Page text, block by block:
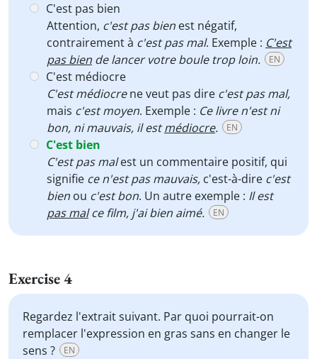
C'est pas bien
Attention, c'est pas bien est négatif,
contrairement à c'est pas mal. Exemple : C'est
pas bien de lancer votre boule trop loin. EN
C'est médiocre
C'est médiocrene veut pas dire c'est pas mal,
mais c'est moyen. Exemple : Ce livre n'est ni
bon, ni mauvais, il estmédiocre. EN
C'est bien
C'est pas malest un commentaire positif, qui
signifie ce n'est pas mauvais, c'est-à-dire c'est
bien ou c'est bon. Un autre exemple : Il est
pas malce film, j'ai bien aimé. EN
Exercise 4
Regardez l'extrait suivant. Par quoi pourrait-on
remplacer l'expression en gras sans en changer le
sens ?
EN